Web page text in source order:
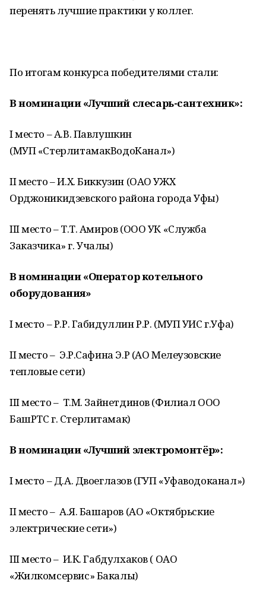
перенять лучшие практики у коллег.
По итогам конкурса победителями стали:
В номинации «Лучший слесарь-сантехник»:
I место – А.В. Павлушкин
(МУП «СтерлитамакВодоКанал»)
II место – И.Х. Биккузин (ОАО УЖХ
Орджоникидзевского района города Уфы)
III место – Т.Т. Амиров (ООО УК «Служба
Заказчика» г. Учалы)
В номинации «Оператор котельного
оборудования»
I место – Р.Р. Габидуллин Р.Р. (МУП УИС г.Уфа)
II место – Э.Р.Сафина Э.Р (АО Мелеузовские
тепловые сети)
III место – Т.М. Зайнетдинов (Филиал ООО
БашРТС г. Стерлитамак)
В номинации «Лучший электромонтёр»:
I место – Д.А. Двоеглазов (ГУП «Уфаводоканал»)
II место – А.Я. Башаров (АО «Октябрьские
электрические сети»)
III место – И.К. Габдулхаков ( ОАО
«Жилкомсервис» Бакалы)